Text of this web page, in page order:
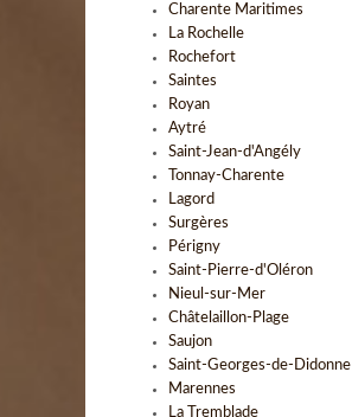
Charente Maritimes
La Rochelle
Rochefort
Saintes
Royan
Aytré
Saint-Jean-d'Angély
Tonnay-Charente
Lagord
Surgères
Périgny
Saint-Pierre-d'Oléron
Nieul-sur-Mer
Châtelaillon-Plage
Saujon
Saint-Georges-de-Didonne
Marennes
La Tremblade